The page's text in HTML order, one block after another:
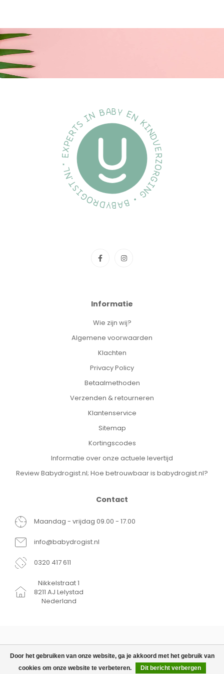
€29,99 TOEVOEGEN AAN
apparaat een compleet slaapritueel in één compacte
oplossing. Kies voor comfort, kwaliteit en rust, kies voor Dutsi.
Dutsi’s missie
die bijdragen aan een ontspannen slaapomgeving. Iedere
baby verdient rust, en Dutsi helpt daarbij, iedere dag opnieuw.
Voordelen:
✓ 20 rustgevende geluiden: van white noise tot hartslag en
✓ 9 instelbare LED-kleuren:creëer eenvoudig de perfecte
stel eenvoudig de gewenste
Door het gebruiken van onze website, ga je akkoord met het gebruik van
cookies om onze website te verbeteren.
Dit bericht verbergen
Informatie
Wie zijn wij?
Algemene voorwaarden
Klachten
Privacy Policy
Betaalmethoden
Verzenden & retourneren
Klantenservice
Sitemap
Kortingscodes
Informatie over onze actuele levertijd
Review Babydrogist.nl; Hoe betrouwbaar is babydrogist.nl?
Contact
Maandag - vrijdag 09.00 - 17.00
info@babydrogist.nl
0320 417 611
Nikkelstraat 1
8211 AJ Lelystad
Nederland
© Copyright 2026 Babydrogist.nl